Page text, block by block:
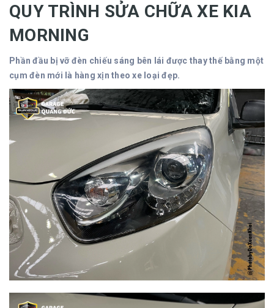
QUY TRÌNH SỬA CHỮA XE KIA
MORNING
Phần đầu bị vỡ đèn chiếu sáng bên lái được thay thế bằng một
cụm đèn mới là hàng xịn theo xe loại đẹp.